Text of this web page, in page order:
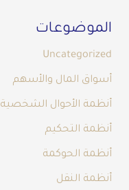
الموضوعات
Uncategorized
أسواق المال والأسهم
أنظمة الأحوال الشخصية
أنظمة التحكيم
أنظمة الحوكمة
أنظمة النقل